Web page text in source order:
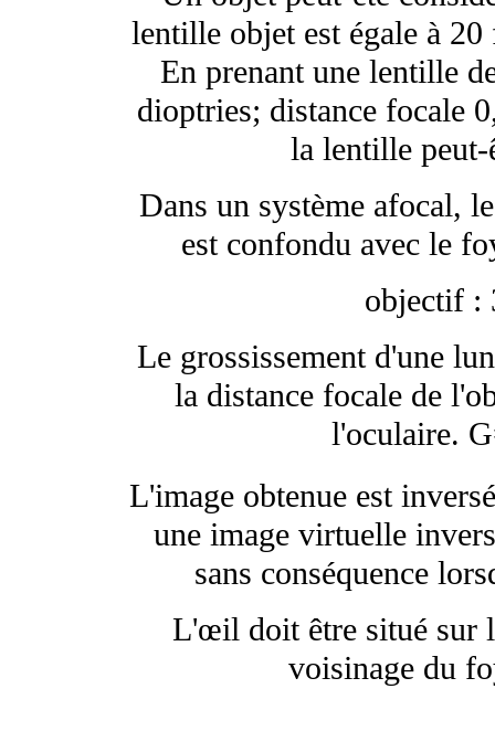
lentille objet est égale à
En prenant une lentille
dioptries; distance focale
la lentille
Dans un système afocal,
est confondu avec le
objectif :
Le grossissement d'une
la distance focale de
l'oculaire.
L'image obtenue est
une image virtuelle
sans conséquence
L'œil doit être situé sur
voisinage du